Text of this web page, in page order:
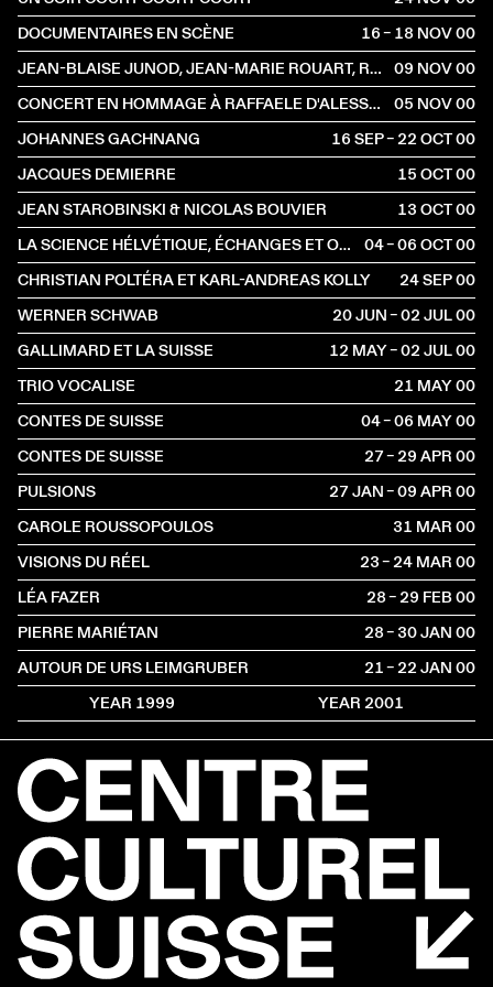
DOCUMENTAIRES EN SCÈNE
16 – 18 NOV2000
JEAN-BLAISE JUNOD, JEAN-MARIE ROUART, ROBERT KOPP
09 NOV2000
CONCERT EN HOMMAGE À RAFFAELE D'ALESSANDRO (1911-1959)
05 NOV2000
JOHANNES GACHNANG
16 SEP – 22 OCT2000
JACQUES DEMIERRE
15 OCT2000
JEAN STAROBINSKI & NICOLAS BOUVIER
13 OCT2000
LA SCIENCE HÉLVÉTIQUE, ÉCHANGES ET OUVERTURE
04 – 06 OCT2000
CHRISTIAN POLTÉRA ET KARL-ANDREAS KOLLY
24 SEP2000
WERNER SCHWAB
20 JUN – 02 JUL2000
GALLIMARD ET LA SUISSE
12 MAY – 02 JUL2000
TRIO VOCALISE
21 MAY2000
CONTES DE SUISSE
04 – 06 MAY2000
CONTES DE SUISSE
27 – 29 APR2000
PULSIONS
27 JAN – 09 APR2000
CAROLE ROUSSOPOULOS
31 MAR2000
VISIONS DU RÉEL
23 – 24 MAR2000
LÉA FAZER
28 – 29 FEB2000
PIERRE MARIÉTAN
28 – 30 JAN2000
AUTOUR DE URS LEIMGRUBER
21 – 22 JAN2000
YEAR 1999
YEAR 2001